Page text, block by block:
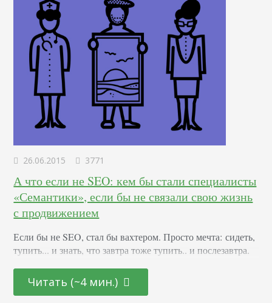
26.06.2015 3771
А что если не SEO: кем бы стали специалисты
«Семантики», если бы не связали свою жизнь
с продвижением
Если бы не SEO, стал бы вахтером. Просто мечта: сидеть,
тупить... и знать, что завтра тоже тупить.. и послезавтра.
отпуск... Почему SEO? Считаю, что SEO (или контекст)
— все, что необходимо бизнесу. Создаешь крутой продукт
Читать (~4 мин.)